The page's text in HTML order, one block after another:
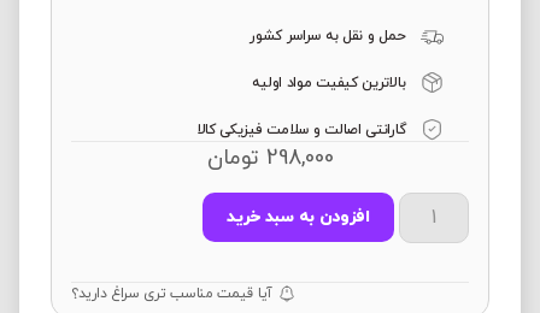
حمل و نقل به سراسر کشور
بالاترین کیفیت مواد اولیه
گارانتی اصالت و سلامت فیزیکی کالا
298,000 تومان
افزودن به سبد خرید
آیا قیمت مناسب تری سراغ دارید؟